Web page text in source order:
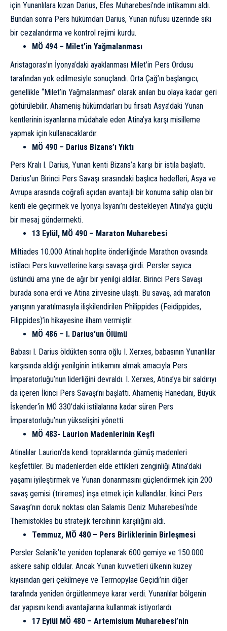
için Yunanlılara kızan Darius, Efes Muharebesi’nde intikamını aldı.
Bundan sonra Pers hükümdarı Darius, Yunan nüfusu üzerinde sıkı
bir cezalandırma ve kontrol rejimi kurdu.
MÖ 494 – Milet’in Yağmalanması
Aristagoras’ın İyonya’daki ayaklanması Milet’in Pers Ordusu
tarafından yok edilmesiyle sonuçlandı. Orta Çağ’ın başlangıcı,
genellikle “Milet’in Yağmalanması” olarak anılan bu olaya kadar geri
götürülebilir. Ahameniş hükümdarları bu fırsatı Asya’daki Yunan
kentlerinin isyanlarına müdahale eden Atina’ya karşı misilleme
yapmak için kullanacaklardır.
MÖ 490 – Darius Bizans’ı Yıktı
Pers Kralı I. Darius, Yunan kenti Bizans’a karşı bir istila başlattı.
Darius’un Birinci Pers Savaşı sırasındaki başlıca hedefleri, Asya ve
Avrupa arasında coğrafi açıdan avantajlı bir konuma sahip olan bir
kenti ele geçirmek ve İyonya İsyanı’nı destekleyen Atina’ya güçlü
bir mesaj göndermekti.
13 Eylül, MÖ 490 – Maraton Muharebesi
Miltiades 10.000 Atinalı hoplite önderliğinde Marathon ovasında
istilacı Pers kuvvetlerine karşı savaşa girdi. Persler sayıca
üstündü ama yine de ağır bir yenilgi aldılar. Birinci Pers Savaşı
burada sona erdi ve Atina zirvesine ulaştı. Bu savaş, adı maraton
yarışının yaratılmasıyla ilişkilendirilen Philippides (Feidippides,
Filippides)’in hikayesine ilham vermiştir.
MÖ 486 – I. Darius’un Ölümü
Babası I. Darius öldükten sonra oğlu I. Xerxes, babasının Yunanlılar
karşısında aldığı yenilginin intikamını almak amacıyla Pers
İmparatorluğu’nun liderliğini devraldı. I. Xerxes, Atina’ya bir saldırıyı
da içeren İkinci Pers Savaşı’nı başlattı. Ahameniş Hanedanı, Büyük
İskender‘in MÖ 330’daki istilalarına kadar süren Pers
İmparatorluğu’nun yükselişini yönetti.
MÖ 483- Laurion Madenlerinin Keşfi
Atinalılar Laurion’da kendi topraklarında gümüş madenleri
keşfettiler. Bu madenlerden elde ettikleri zenginliği Atina’daki
yaşamı iyileştirmek ve Yunan donanmasını güçlendirmek için 200
savaş gemisi (triremes) inşa etmek için kullandılar. İkinci Pers
Savaşı’nın doruk noktası olan Salamis Deniz Muharebesi‘nde
Themistokles bu stratejik tercihinin karşılığını aldı.
Temmuz, MÖ 480 – Pers Birliklerinin Birleşmesi
Persler Selanik’te yeniden toplanarak 600 gemiye ve 150.000
askere sahip oldular. Ancak Yunan kuvvetleri ülkenin kuzey
kıyısından geri çekilmeye ve Termopylae Geçidi’nin diğer
tarafında yeniden örgütlenmeye karar verdi. Yunanlılar bölgenin
dar yapısını kendi avantajlarına kullanmak istiyorlardı.
17 Eylül MÖ 480 – Artemisium Muharebesi’nin